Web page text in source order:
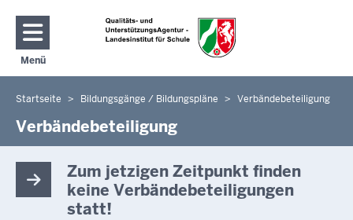
Direkt zum Inhalt
Menü
Navigation aktivieren/deaktivieren: Hauptmenü
Sie
befinden
hier
Startseite Bildungsgänge / Bildungspläne Verbändebeteiligung
Verbändebeteiligung
Zum jetzigen Zeitpunkt finden
keine Verbändebeteiligungen
statt!